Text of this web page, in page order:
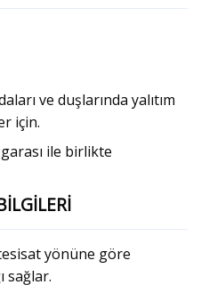
ve duşlarında yalıtım
için.
ile birlikte
yönüne göre
sağlar.